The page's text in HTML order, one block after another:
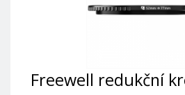
Freewell redukční